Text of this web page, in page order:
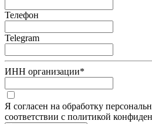
Телефон
Telegram
ИНН организации*
Я согласен на обработку
соответствии с политикой